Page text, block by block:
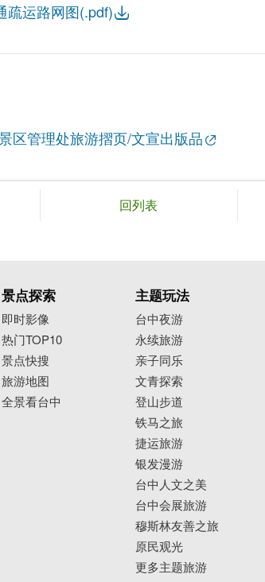
疏运路网图(.pdf)
区管理处旅游摺页/文宣出版品
回列表
景点探索
即时影像
热门TOP10
景点快搜
旅游地图
全景看台中
主题玩法
台中夜游
永续旅游
亲子同乐
文青探索
登山步道
铁马之旅
捷运旅游
银发漫游
台中人文之美
台中会展旅游
穆斯林友善之旅
原民观光
更多主题旅游